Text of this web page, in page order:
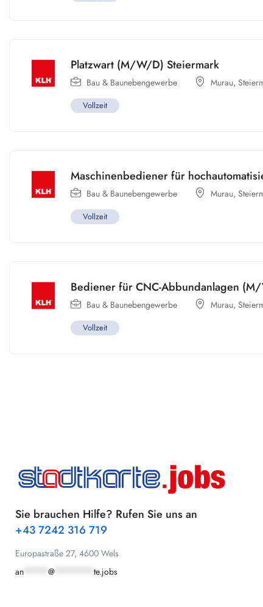
Platzwart (M/W/D) Steiermark
Bau & Baunebengewerbe Murau,
Vollzeit
Maschinenbediener für
Bau & Baunebengewerbe Murau,
Vollzeit
Bediener für CNC-Abbundanlagen
Bau & Baunebengewerbe Murau,
Vollzeit
Sie brauchen Hilfe? Rufen Sie uns an
+43 7242 316 719
Europastraße 27, 4600 Wels
an
@ te.jobs